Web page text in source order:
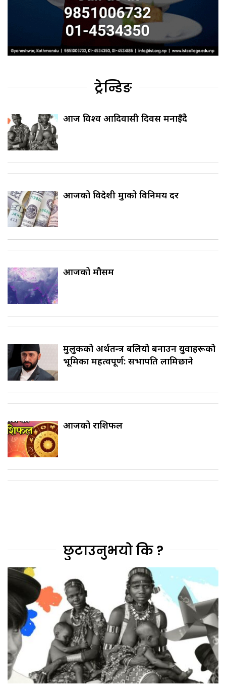
ट्रेन्डिङ
आज विश्व आदिवासी दिवस मनाइँदै
आजको विदेशी मुद्राको विनिमय दर
आजको मौसम
मुलुकको अर्थतन्त्र बलियो बनाउन युवाहरूको
भूमिका महत्वपूर्ण: सभापति लामिछाने
आजको राशिफल
छुटाउनुभयो कि ?